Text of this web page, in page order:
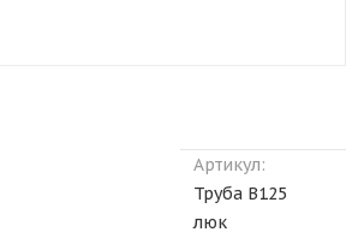
Артикул:
Труба В125
люк